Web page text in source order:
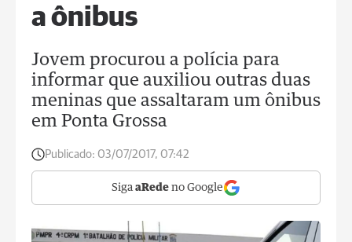
a ônibus
Jovem procurou a polícia para
informar que auxiliou outras duas
meninas que assaltaram um ônibus
em Ponta Grossa
Publicado: 03/07/2017, 07:42
Siga aRede no Google